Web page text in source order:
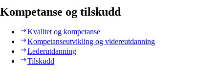
Kompetanse og tilskudd
Kvalitet og kompetanse
Kompetanseutvikling og videreutdanning
Lederutdanning
Tilskudd